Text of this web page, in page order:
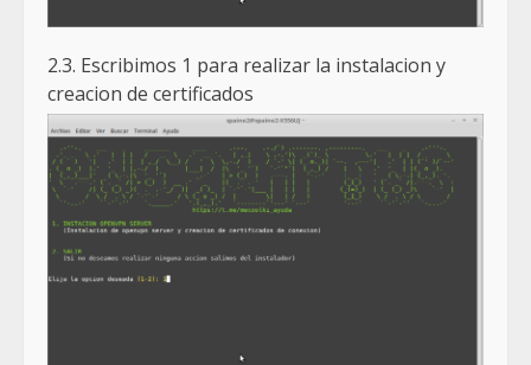
2.3. Escribimos 1 para realizar la instalacion y
creacion de certificados